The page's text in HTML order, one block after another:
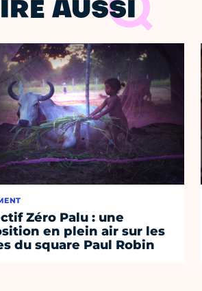
AUSSI
Zéro Palu : une
en plein air sur les
du square Paul Robin